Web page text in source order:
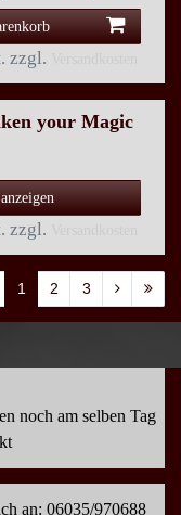
zzgl.
your Magic
zzgl.
1 2 3
noch am selben Tag
an: 06035/970688